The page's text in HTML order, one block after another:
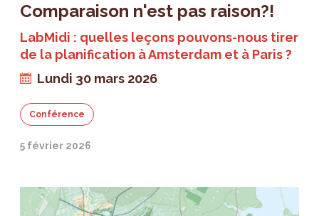
Comparaison n'est pas raison?!
LabMidi : quelles leçons pouvons-nous tirer
de la planification à Amsterdam et à Paris ?
Lundi 30 mars 2026
Conférence
5 février 2026